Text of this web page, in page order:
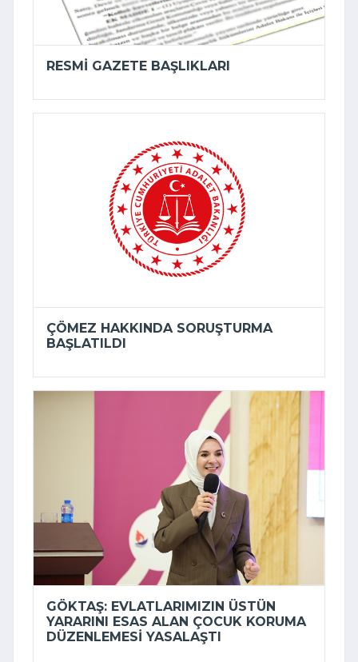
RESMI GAZETE BAŞLIKLARI
ÇÖMEZ HAKKINDA SORUŞTURMA
BAŞLATILDI
GÖKTAŞ: EVLATLARIMIZIN ÜSTÜN
YARARINI ESAS ALAN ÇOCUK KORUMA
DÜZENLEMESI YASALAŞTI